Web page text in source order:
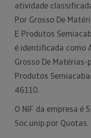
atividade
Por Grosso De
E Produtos
é identificada como
Grosso De
Produtos
46110.
O NIF da empresa é
Soc.unip.por Quotas.